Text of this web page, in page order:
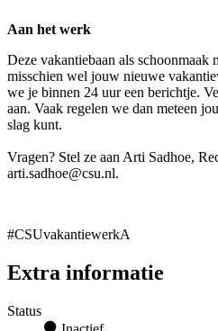
Aan het werk
Deze vakantiebaan als
misschien wel jouw nieuwe
we je binnen 24 uur een berichtje.
aan. Vaak regelen we dan meteen
slag kunt.
Vragen? Stel ze aan Arti Sadhoe,
arti.sadhoe@csu.nl.
#CSUvakantiewerkA
Extra informatie
Status